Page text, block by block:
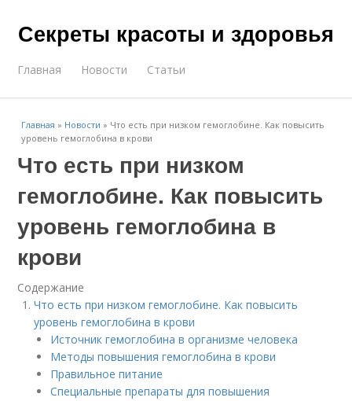
Секреты красоты и здоровья
Главная Новости Статьи
Главная » Новости » Что есть при низком гемоглобине. Как повысить
уровень гемоглобина в крови
Что есть при низком
гемоглобине. Как повысить
уровень гемоглобина в
крови
Содержание
Что есть при низком гемоглобине. Как повысить
уровень гемоглобина в крови
Источник гемоглобина в организме человека
Методы повышения гемоглобина в крови
Правильное питание
Специальные препараты для повышения